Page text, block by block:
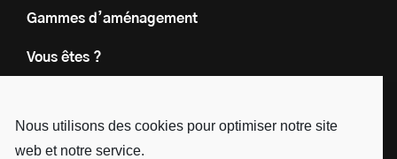
Nous utilisons des cookies pour optimiser notre site
web et notre service.
Gammes d’aménagement
Vous êtes ?
Le groupe